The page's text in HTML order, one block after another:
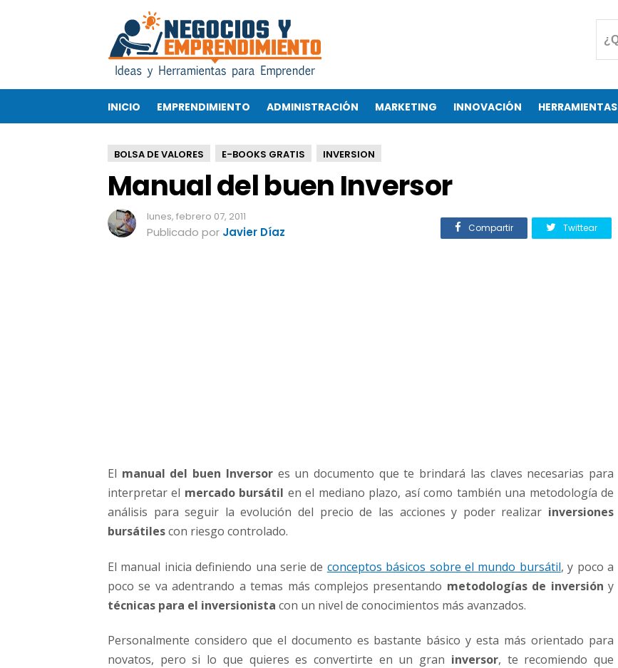
n
d
e
l
b
u
I
n
INICIO EMPRENDIMIENTO ADMINISTRACIÓN MARKETING INNOVACIÓN HERRAMIENTAS
BOLSA DE VALORES E-BOOKS GRATIS INVERSION
Manual del buen Inversor
lunes, febrero 07, 2011
Publicado por Javier Díaz Compartir Twittear
El manual del buen Inversores un documento que te brindará las claves necesarias para
interpretar el mercado bursátil en el mediano plazo, así como también una metodología de
análisis para seguir la evolución del precio de las acciones y poder realizar inversiones
bursátilescon riesgo controlado.
El manual inicia definiendo una serie de conceptos básicos sobre el mundo bursátil, y poco a
poco se va adentrando a temas más complejos presentando metodologías de inversión y
técnicas para el inversionista con un nivel de conocimientos más avanzados.
Personalmente considero que el documento es bastante básico y esta más orientado para
novatos, pero si lo que quieres es convertirte en un gran inversor, te recomiendo que